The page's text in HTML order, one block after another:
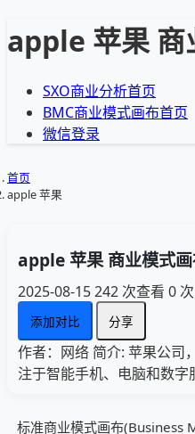
apple 苹果 商
SXO商业分析首页
BMC商业模式画布首页
微信登录
首页
apple 苹果
apple 苹果 商业模式
2025-08-15242 次查看 0
添加对比 分享
作者：网络 简介: 苹果公司
注于智能手机、电脑和数字
标准商业模式画布(Business